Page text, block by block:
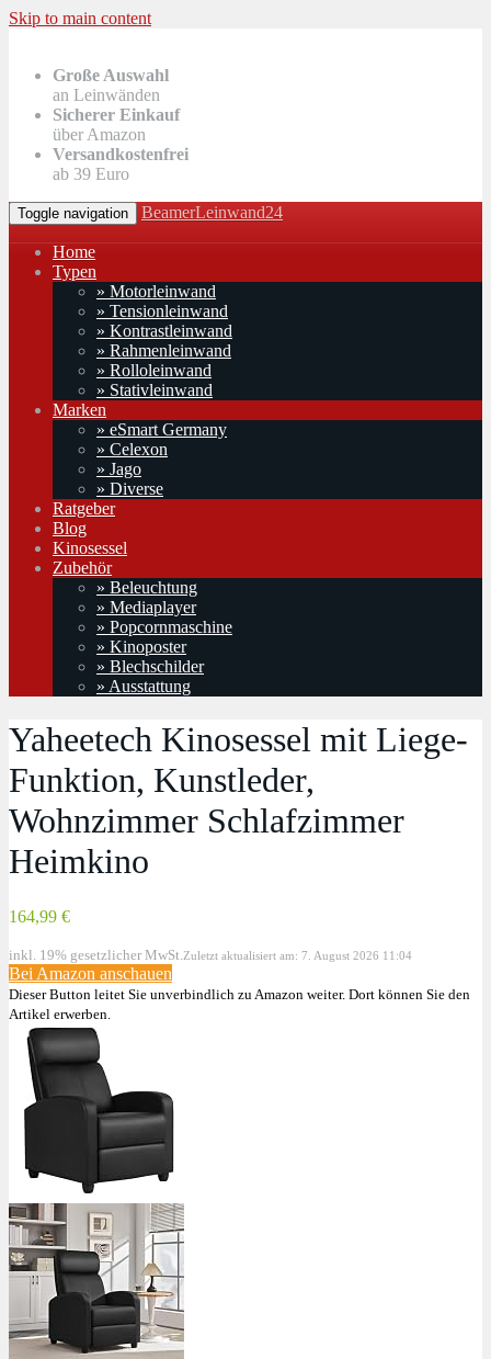
Skip to main content
Große Auswahl
an Leinwänden
Sicherer Einkauf
über Amazon
Versandkostenfrei
ab 39 Euro
Toggle navigation BeamerLeinwand24
Home
Typen
» Motorleinwand
» Tensionleinwand
» Kontrastleinwand
» Rahmenleinwand
» Rolloleinwand
» Stativleinwand
Marken
» eSmart Germany
» Celexon
» Jago
» Diverse
Ratgeber
Blog
Kinosessel
Zubehör
» Beleuchtung
» Mediaplayer
» Popcornmaschine
» Kinoposter
» Blechschilder
» Ausstattung
Yaheetech Kinosessel mit Liege-
Funktion, Kunstleder,
Wohnzimmer Schlafzimmer
Heimkino
164,99 €
inkl. 19% gesetzlicher MwSt. Zuletzt aktualisiert am: 7. August 2026 11:04
Bei Amazon anschauen
Dieser Button leitet Sie unverbindlich zu Amazon weiter. Dort können Sie den
Artikel erwerben.